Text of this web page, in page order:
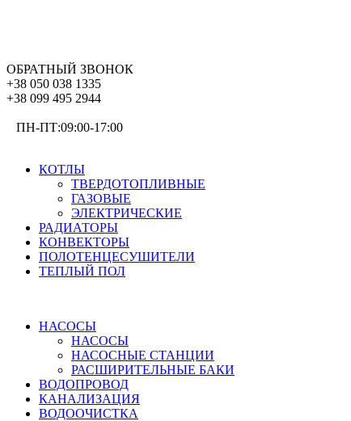
ОБРАТНЫЙ ЗВОНОК
+38 050 038 1335
+38 099 495 2944
ПН-ПТ:09:00-17:00
КОТЛЫ
ТВЕРДОТОПЛИВНЫЕ
ГАЗОВЫЕ
ЭЛЕКТРИЧЕСКИЕ
РАДИАТОРЫ
КОНВЕКТОРЫ
ПОЛОТЕНЦЕСУШИТЕЛИ
ТЕПЛЫЙ ПОЛ
НАСОСЫ
НАСОСЫ
НАСОСНЫЕ СТАНЦИИ
РАСШИРИТЕЛЬНЫЕ БАКИ
ВОДОПРОВОД
КАНАЛИЗАЦИЯ
ВОДООЧИСТКА